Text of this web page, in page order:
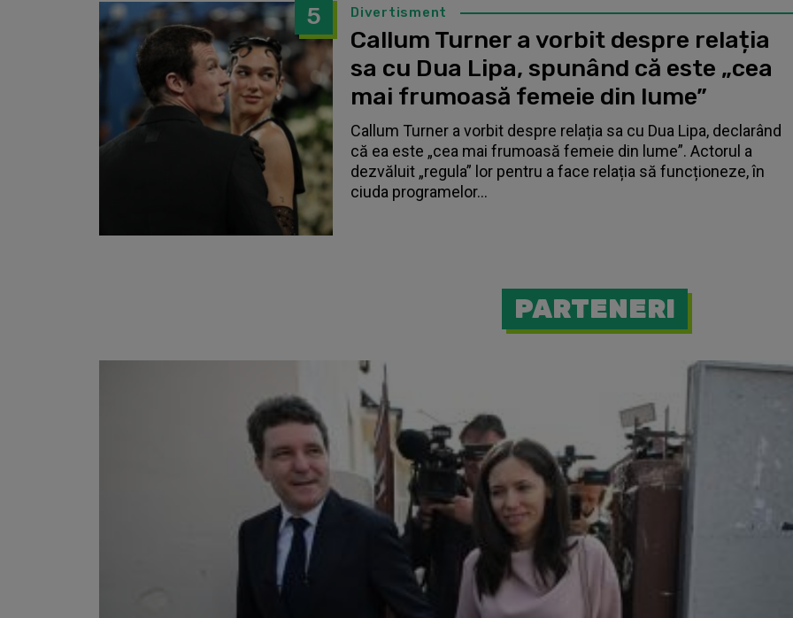
5 Divertisment
Callum Turner a vorbit despre relația
sa cu Dua Lipa, spunând că este „cea
mai frumoasă femeie din lume”
Callum Turner a vorbit despre relația sa cu Dua Lipa, declarând
că ea este „cea mai frumoasă femeie din lume”. Actorul a
dezvăluit „regula” lor pentru a face relația să funcționeze, în
ciuda programelor...
PARTENERI